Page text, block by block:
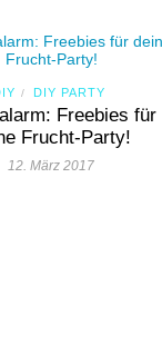
/ DIY PARTY
Freebies für
Frucht-Party!
12. März 2017